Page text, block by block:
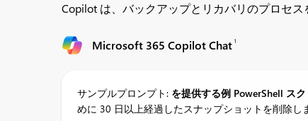
Copilot は、バックアップとリカバリのプロセス
Microsoft 365 Copilot Chat 1
サンプルプロンプト: を提供する例 PowerShell スク
めに 30 日以上経過したスナップショットを削除し